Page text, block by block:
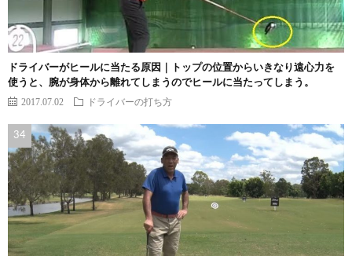
ドライバーがヒールに当たる原因｜トップの位置からいきなり遠心力を
使うと、腕が身体から離れてしまうのでヒールに当たってしまう。
2017.07.02 ドライバーの打ち方